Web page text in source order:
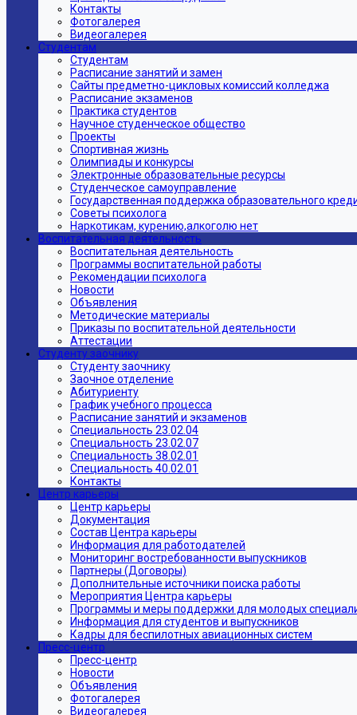
Контакты
Фотогалерея
Видеогалерея
Студентам
Студентам
Расписание занятий и замен
Сайты предметно-цикловых комиссий колледжа
Расписание экзаменов
Практика студентов
Научное студенческое общество
Проекты
Спортивная жизнь
Олимпиады и конкурсы
Электронные образовательные ресурсы
Студенческое самоуправление
Государственная поддержка образовательного
Советы психолога
Наркотикам, курению,алкоголю нет
Воспитательная деятельность
Воспитательная деятельность
Программы воспитательной работы
Рекомендации психолога
Новости
Объявления
Методические материалы
Приказы по воспитательной деятельности
Аттестации
Студенту заочнику
Студенту заочнику
Заочное отделение
Абитуриенту
График учебного процесса
Расписание занятий и экзаменов
Специальность 23.02.04
Специальность 23.02.07
Специальность 38.02.01
Специальность 40.02.01
Контакты
Центр карьеры
Центр карьеры
Документация
Состав Центра карьеры
Информация для работодателей
Мониторинг востребованности выпускников
Партнеры (Договоры)
Дополнительные источники поиска работы
Мероприятия Центра карьеры
Программы и меры поддержки для молодых
Информация для студентов и выпускников
Кадры для беспилотных авиационных систем
Пресс-центр
Пресс-центр
Новости
Объявления
Фотогалерея
Видеогалерея